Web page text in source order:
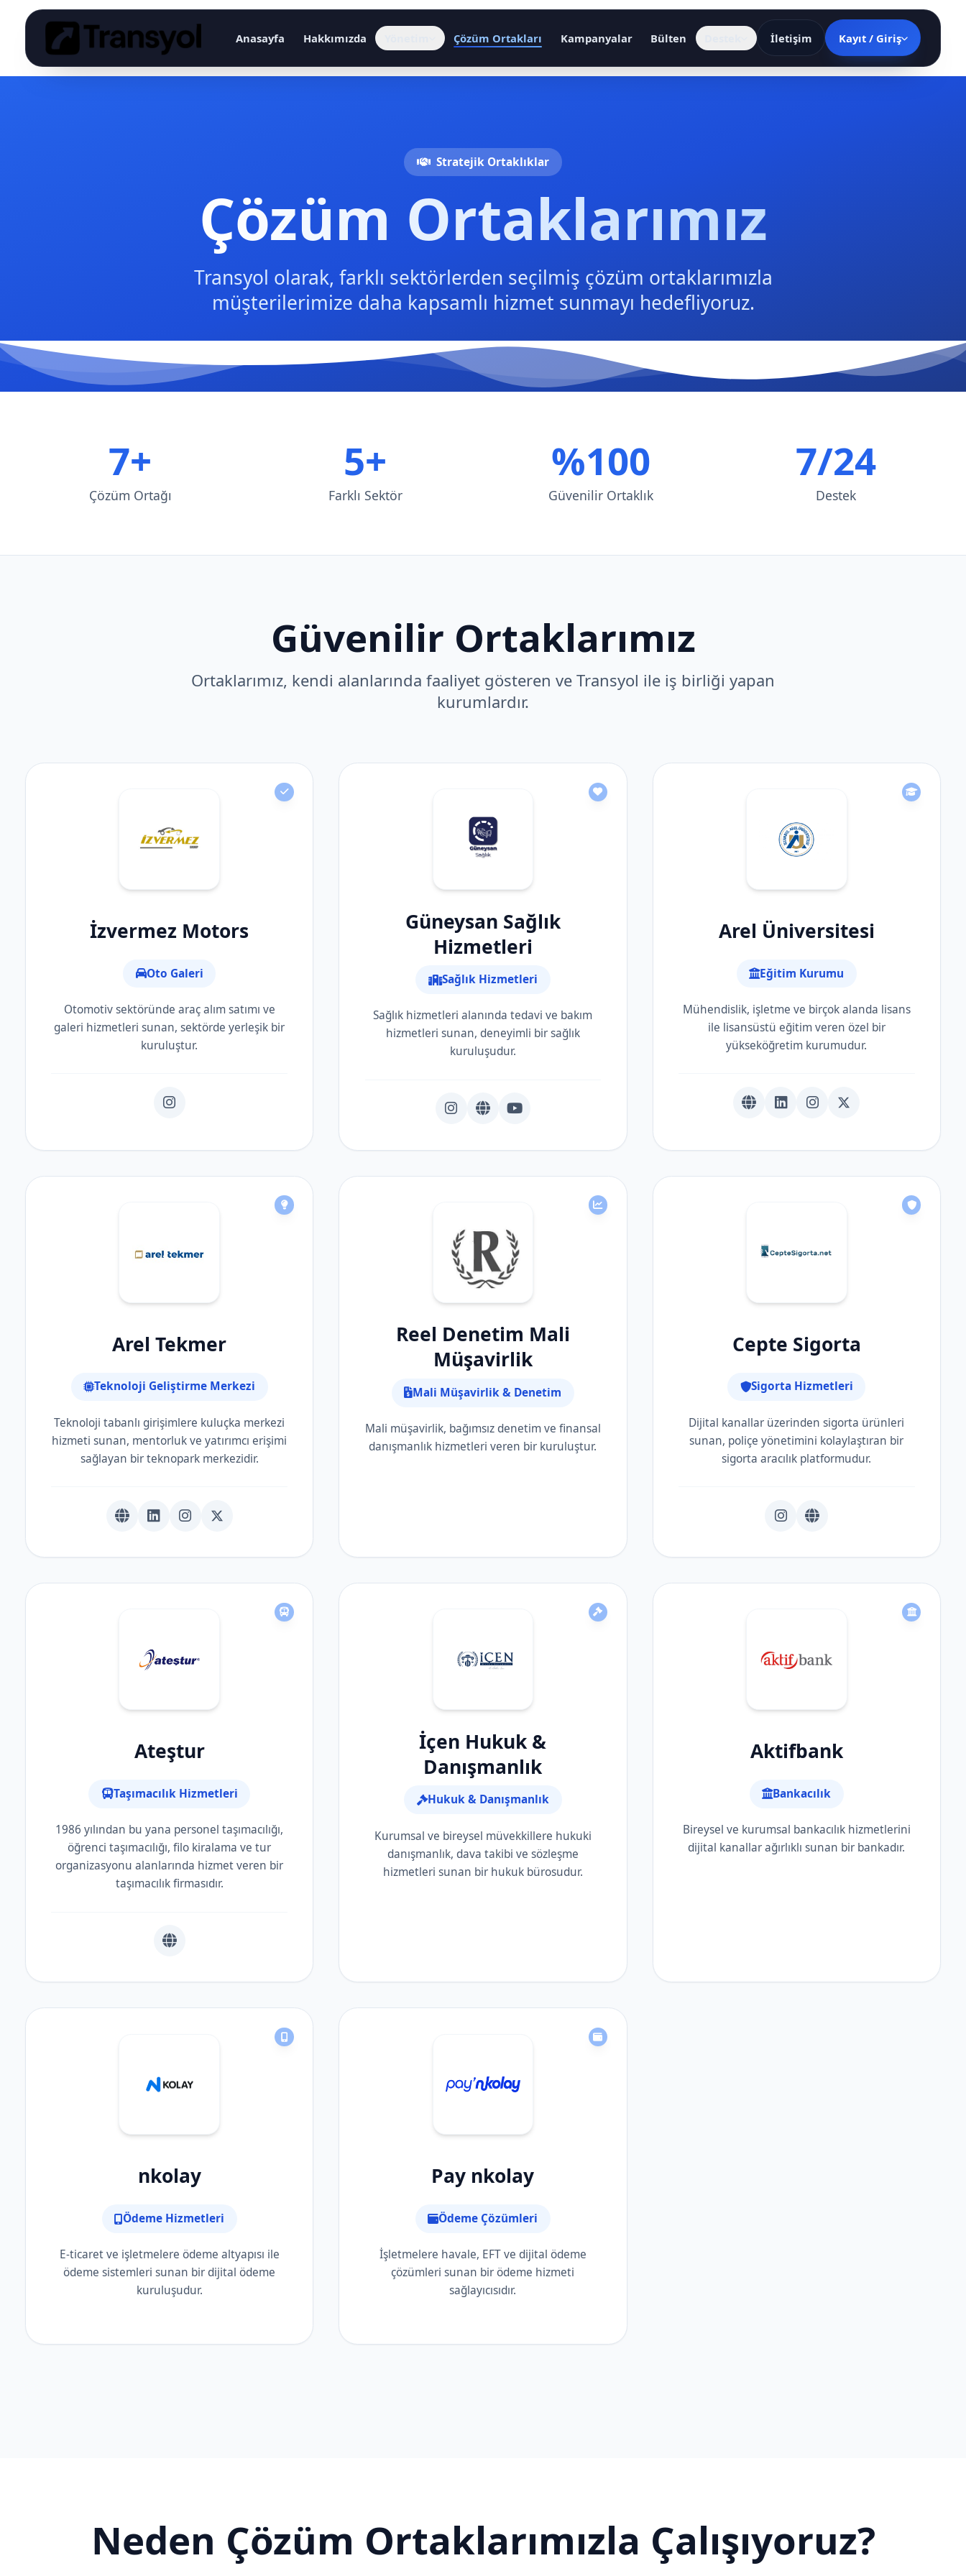
Anasayfa Hakkımızda Çözüm Ortakları Kampanyalar Bülten İletişim Kayıt / Giriş
Stratejik Ortaklıklar
Çözüm Ortaklarımız
Transyol olarak, farklı sektörlerden seçilmiş çözüm ortaklarımızla
müşterilerimize daha kapsamlı hizmet sunmayı hedefliyoruz.
7+
Çözüm Ortağı
5+
Farklı Sektör
%100
Güvenilir Ortaklık
7/24
Destek
Güvenilir Ortaklarımız
Ortaklarımız, kendi alanlarında faaliyet gösteren ve Transyol ile iş birliği yapan
kurumlardır.
İzvermez Motors
Oto Galeri
Otomotiv sektöründe araç alım satımı ve
galeri hizmetleri sunan, sektörde yerleşik bir
kuruluştur.
Güneysan Sağlık
Hizmetleri
Sağlık Hizmetleri
Sağlık hizmetleri alanında tedavi ve bakım
hizmetleri sunan, deneyimli bir sağlık
kuruluşudur.
Arel Üniversitesi
Eğitim Kurumu
Mühendislik, işletme ve birçok alanda lisans
ile lisansüstü eğitim veren özel bir
yükseköğretim kurumudur.
Arel Tekmer
Teknoloji Geliştirme Merkezi
Teknoloji tabanlı girişimlere kuluçka merkezi
hizmeti sunan, mentorluk ve yatırımcı erişimi
sağlayan bir teknopark merkezidir.
Reel Denetim Mali
Müşavirlik
Mali Müşavirlik & Denetim
Mali müşavirlik, bağımsız denetim ve finansal
danışmanlık hizmetleri veren bir kuruluştur.
Cepte Sigorta
Sigorta Hizmetleri
Dijital kanallar üzerinden sigorta ürünleri
sunan, poliçe yönetimini kolaylaştıran bir
sigorta aracılık platformudur.
Ateştur
Taşımacılık Hizmetleri
1986 yılından bu yana personel taşımacılığı,
öğrenci taşımacılığı, filo kiralama ve tur
organizasyonu alanlarında hizmet veren bir
taşımacılık firmasıdır.
İçen Hukuk &
Danışmanlık
Hukuk & Danışmanlık
Kurumsal ve bireysel müvekkillere hukuki
danışmanlık, dava takibi ve sözleşme
hizmetleri sunan bir hukuk bürosudur.
Aktifbank
Bankacılık
Bireysel ve kurumsal bankacılık hizmetlerini
dijital kanallar ağırlıklı sunan bir bankadır.
nkolay
Ödeme Hizmetleri
E-ticaret ve işletmelere ödeme altyapısı ile
ödeme sistemleri sunan bir dijital ödeme
kuruluşudur.
Pay nkolay
Ödeme Çözümleri
İşletmelere havale, EFT ve dijital ödeme
çözümleri sunan bir ödeme hizmeti
sağlayıcısıdır.
Neden Çözüm Ortaklarımızla Çalışıyoruz?